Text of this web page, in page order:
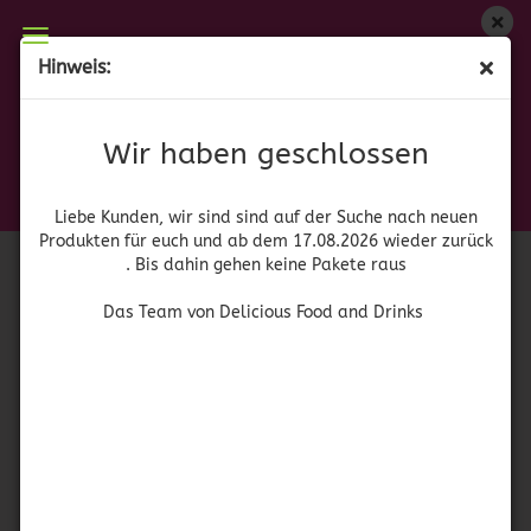
Hinweis:
Wir haben geschlossen
Liebe Kunden, wir sind sind auf der Suche nach neuen
Produkten für euch und ab dem 17.08.2026 wieder zurück
. Bis dahin gehen keine Pakete raus
Das Team von Delicious Food and Drinks
Wir haben geschlossen
zurück. Bis dahin gehen keine Pakete raus
Das Team von Delicious Food and Drinks
41976)